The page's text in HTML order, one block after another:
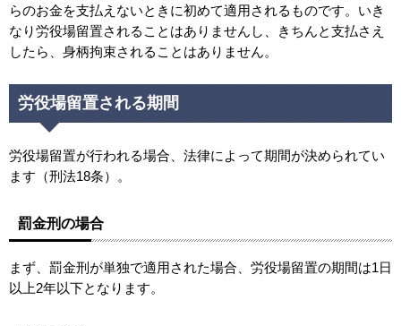
らのお金を支払えないときに初めて適用されるものです。いき
なり労役場留置されることはありませんし、きちんと支払さえ
したら、身柄拘束されることはありません。
労役場留置される期間
労役場留置が行われる場合、法律によって期間が決められてい
ます（刑法18条）。
罰金刑の場合
まず、罰金刑が単独で適用された場合、労役場留置の期間は1日
以上2年以下となります。